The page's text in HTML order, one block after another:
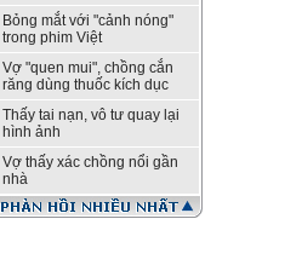
Bỏng mắt với "cảnh nóng"
trong phim Việt
Vợ "quen mui", chồng cắn
răng dùng thuốc kích dục
Thấy tai nạn, vô tư quay lại
hình ảnh
Vợ thấy xác chồng nổi gần
nhà